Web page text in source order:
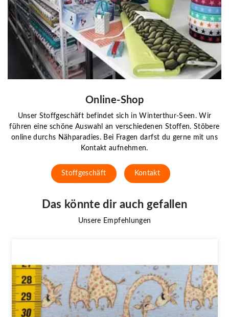
Online-Shop
Unser Stoffgeschäft befindet sich in Winterthur-Seen. Wir
führen eine schöne Auswahl an verschiedenen Stoffen. Stöbere
online durchs Nähparadies. Bei Fragen darfst du gerne mit uns
Kontakt aufnehmen.
Stoffgeschäft Kontakt
Das könnte dir auch gefallen
Unsere Empfehlungen